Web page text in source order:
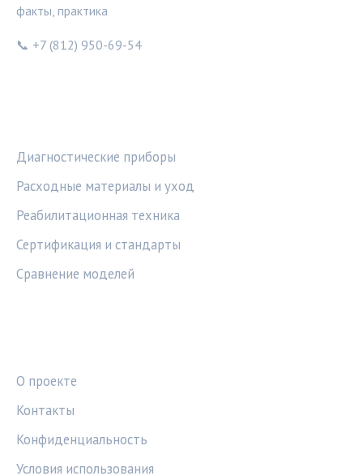
факты, практика
📞 +7 (812) 950-69-54
Диагностические приборы
Расходные материалы и уход
Реабилитационная техника
Сертификация и стандарты
Сравнение моделей
О проекте
Контакты
Конфиденциальность
Условия использования